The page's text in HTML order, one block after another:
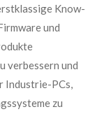
Know-
und
verbessern und
Industrie-PCs,
zu